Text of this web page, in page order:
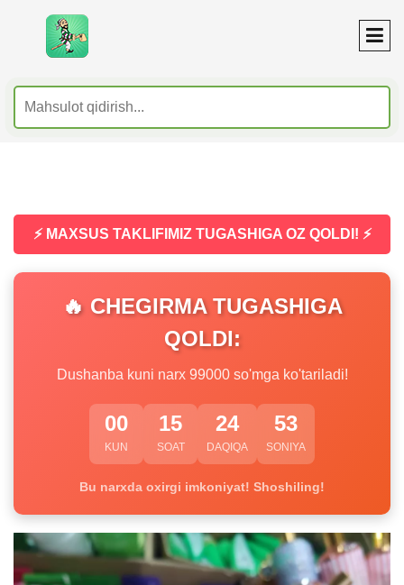
⚡ MAXSUS TAKLIFIMIZ TUGASHIGA OZ QOLDI! ⚡
🔥 CHEGIRMA TUGASHIGA
QOLDI:
Dushanba kuni narx 99000 so'mga ko'tariladi!
00
KUN
15
SOAT
24
DAQIQA
52
SONIYA
Bu narxda oxirgi imkoniyat! Shoshiling!